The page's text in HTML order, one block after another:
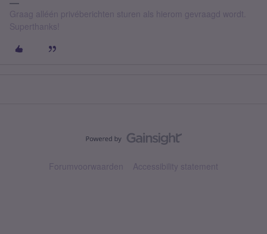
Graag alléén privéberichten sturen als hierom gevraagd wordt.
Superthanks!
Forumvoorwaarden Accessibility statement